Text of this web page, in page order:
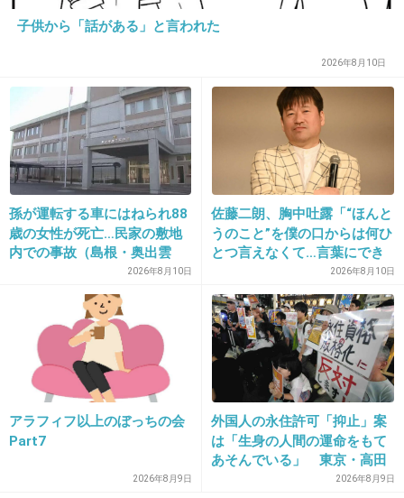
関西からだとお金めっちゃかかる…
土日は混むよね？
-4
17. 匿名2019/04/09(火) 20:57:38
風間ポン好きだよー
シー楽しみ！
+101 -11
2019/04/09(火) 20:57:44
地層からwww
+42 -1
子供から「話がある」と言われた
2026年8月10日
孫が運転する車にはねられ88
歳の女性が死亡…民家の敷地
内での事故（島根・奥出雲
2026年8月10日
佐藤二朗、胸中吐露「“ほんと
うのこと”を僕の口からは何ひ
とつ言えなくて…言葉にでき
2026年8月10日
アラフィフ以上のぼっちの会
Part7
2026年8月9日
外国人の永住許可「抑止」案
は「生身の人間の運命をもて
あそんでいる」 東京・高田
2026年8月9日